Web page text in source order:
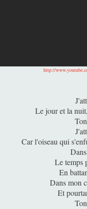
http://
Le jour et la
Car l'oiseau qui
Le temps
En
Dans mon
Et